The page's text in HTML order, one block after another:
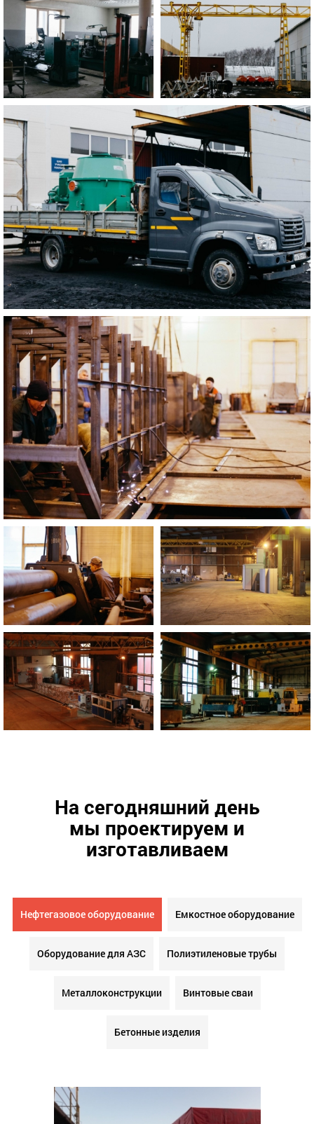
На сегодняшний день
мы проектируем и
изготавливаем
Нефтегазовое оборудование Емкостное оборудование
Оборудование для АЗС Полиэтиленовые трубы
Металлоконструкции Винтовые сваи
Бетонные изделия